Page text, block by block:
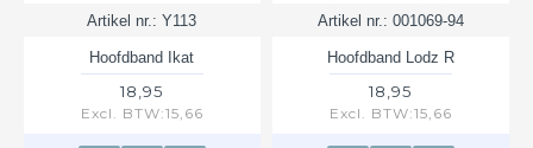
Artikel nr.: Y113
Hoofdband Ikat
18,95
Excl. BTW:15,66
Artikel nr.: 001069-94
Hoofdband Lodz R
18,95
Excl. BTW:15,66